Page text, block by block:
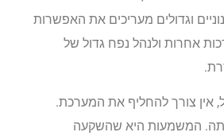
וגדולים מעריכים את האפשרות
אחרות ולנהל נפח גדול של
צורך להחליף את המערכת.
המשמעות היא שהשקעה